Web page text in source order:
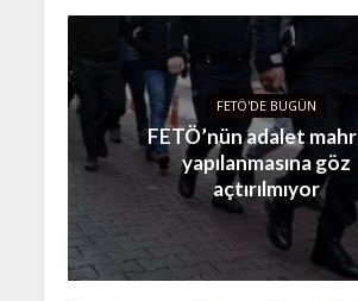
FETÖ'DE BUGÜN
FETÖ’nün adalet
yapılanmasına göz
açtırılmıyor